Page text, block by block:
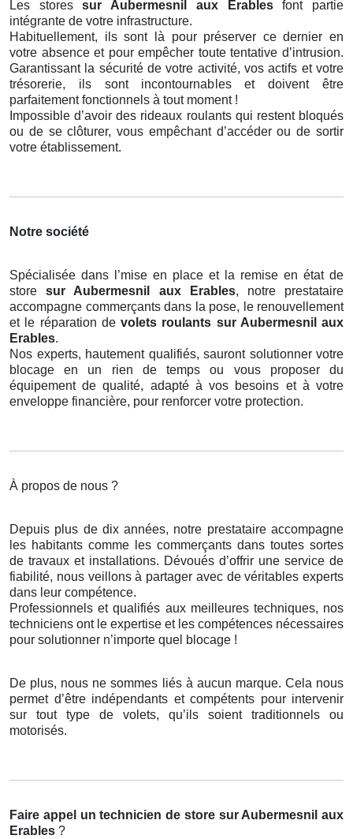
Les storessur Aubermesnil aux Erablesfont partie
intégrante de votre infrastructure.
Habituellement, ils sont là pour préserver ce dernier en
votre absence et pour empêcher toute tentative d’intrusion.
Garantissant la sécurité de votre activité, vos actifs et votre
trésorerie, ils sont incontournables et doivent être
parfaitement fonctionnels à tout moment !
Impossible d’avoir des rideaux roulants qui restent bloqués
ou de se clôturer, vous empêchant d’accéder ou de sortir
votre établissement.
Notre société
Spécialisée dans l’mise en place et la remise en état de
storesur Aubermesnil aux Erables, notre prestataire
accompagne commerçants dans la pose, le renouvellement
et le réparation de volets roulants sur Aubermesnil aux
Erables.
Nos experts, hautement qualifiés, sauront solutionner votre
blocage en un rien de temps ou vous proposer du
équipement de qualité, adapté à vos besoins et à votre
enveloppe financière, pour renforcer votre protection.
À propos de nous ?
Depuis plus de dix années, notre prestataire accompagne
les habitants comme les commerçants dans toutes sortes
de travaux et installations. Dévoués d’offrir une service de
fiabilité, nous veillons à partager avec de véritables experts
dans leur compétence.
Professionnels et qualifiés aux meilleures techniques, nos
techniciens ont le expertise et les compétences nécessaires
pour solutionner n’importe quel blocage !
De plus, nous ne sommes liés à aucun marque. Cela nous
permet d’être indépendants et compétents pour intervenir
sur tout type de volets, qu’ils soient traditionnels ou
motorisés.
Faire appel un technicien de store sur Aubermesnil aux
Erables ?